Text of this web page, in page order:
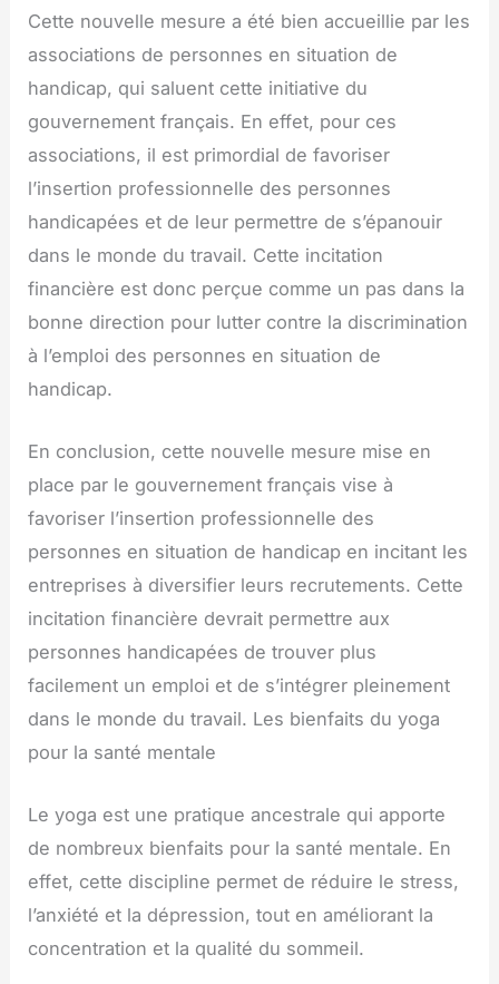
Cette nouvelle mesure a été bien accueillie par les
associations de personnes en situation de
handicap, qui saluent cette initiative du
gouvernement français. En effet, pour ces
associations, il est primordial de favoriser
l’insertion professionnelle des personnes
handicapées et de leur permettre de s’épanouir
dans le monde du travail. Cette incitation
financière est donc perçue comme un pas dans la
bonne direction pour lutter contre la discrimination
à l’emploi des personnes en situation de
handicap.
En conclusion, cette nouvelle mesure mise en
place par le gouvernement français vise à
favoriser l’insertion professionnelle des
personnes en situation de handicap en incitant les
entreprises à diversifier leurs recrutements. Cette
incitation financière devrait permettre aux
personnes handicapées de trouver plus
facilement un emploi et de s’intégrer pleinement
dans le monde du travail. Les bienfaits du yoga
pour la santé mentale
Le yoga est une pratique ancestrale qui apporte
de nombreux bienfaits pour la santé mentale. En
effet, cette discipline permet de réduire le stress,
l’anxiété et la dépression, tout en améliorant la
concentration et la qualité du sommeil.